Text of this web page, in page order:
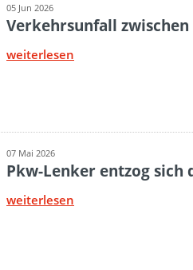
05 Jun 2026
Verkehrsunfall
weiterlesen
07 Mai 2026
Pkw-Lenker entzog sich
weiterlesen